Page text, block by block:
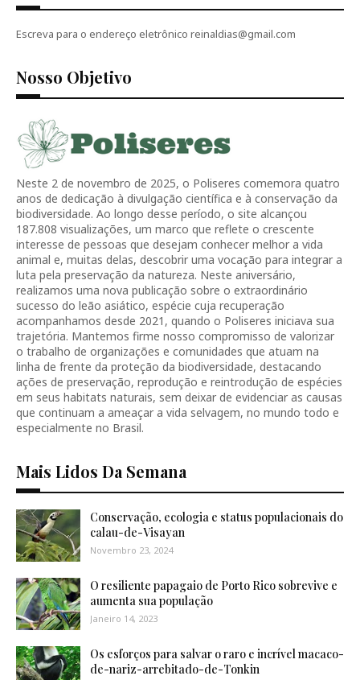
Escreva para o endereço eletrônico reinaldias@gmail.com
Nosso Objetivo
Neste 2 de novembro de 2025, o Poliseres comemora quatro
anos de dedicação à divulgação científica e à conservação da
biodiversidade. Ao longo desse período, o site alcançou
187.808 visualizações, um marco que reflete o crescente
interesse de pessoas que desejam conhecer melhor a vida
animal e, muitas delas, descobrir uma vocação para integrar a
luta pela preservação da natureza. Neste aniversário,
realizamos uma nova publicação sobre o extraordinário
sucesso do leão asiático, espécie cuja recuperação
acompanhamos desde 2021, quando o Poliseres iniciava sua
trajetória. Mantemos firme nosso compromisso de valorizar
o trabalho de organizações e comunidades que atuam na
linha de frente da proteção da biodiversidade, destacando
ações de preservação, reprodução e reintrodução de espécies
em seus habitats naturais, sem deixar de evidenciar as causas
que continuam a ameaçar a vida selvagem, no mundo todo e
especialmente no Brasil.
Mais Lidos Da Semana
Conservação, ecologia e status populacionais do
calau-de-Visayan
Novembro 23, 2024
O resiliente papagaio de Porto Rico sobrevive e
aumenta sua população
Janeiro 14, 2023
Os esforços para salvar o raro e incrível macaco-
de-nariz-arrebitado-de-Tonkin